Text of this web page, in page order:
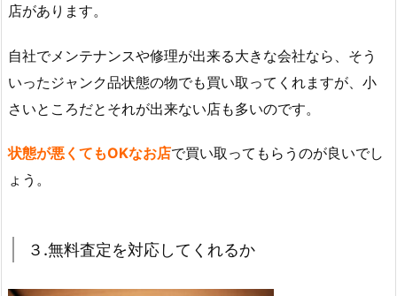
店があります。
自社でメンテナンスや修理が出来る大きな会社なら、そう
いったジャンク品状態の物でも買い取ってくれますが、小
さいところだとそれが出来ない店も多いのです。
状態が悪くてもOKなお店で買い取ってもらうのが良いでし
ょう。
３.無料査定を対応してくれるか